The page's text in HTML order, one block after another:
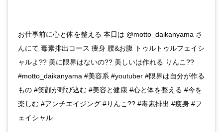
お仕事前に心と体を整える 本日は @motto_daikanyama さ
んにて 毒素排出コース 痩身 腰&お腹 トゥルトゥルフェイシ
ャルよ?? 美に限界はないの?? 美しいは作れる りんこ??
#motto_daikanyama #美容系 #youtuber #限界は自分が作る
もの #笑顔が呼び込む #美容と健康 #心と体を整える #今を
楽しむ #アンチエイジング #りんこ?? #毒素排出 #痩身 #フ
ェイシャル